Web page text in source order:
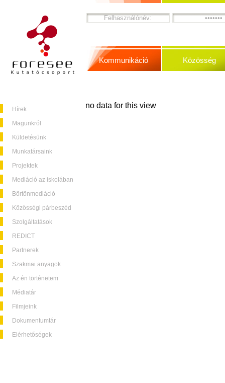
Hírek
Magunkról
Küldetésünk
Munkatársaink
Projektek
Mediáció az iskolában
Börtönmediáció
Közösségi párbeszéd
Szolgáltatások
REDICT
Partnerek
Szakmai anyagok
Az én történetem
Médiatár
Filmjeink
Dokumentumtár
Elérhetőségek
Kommunikáció Közösség
no data for this view